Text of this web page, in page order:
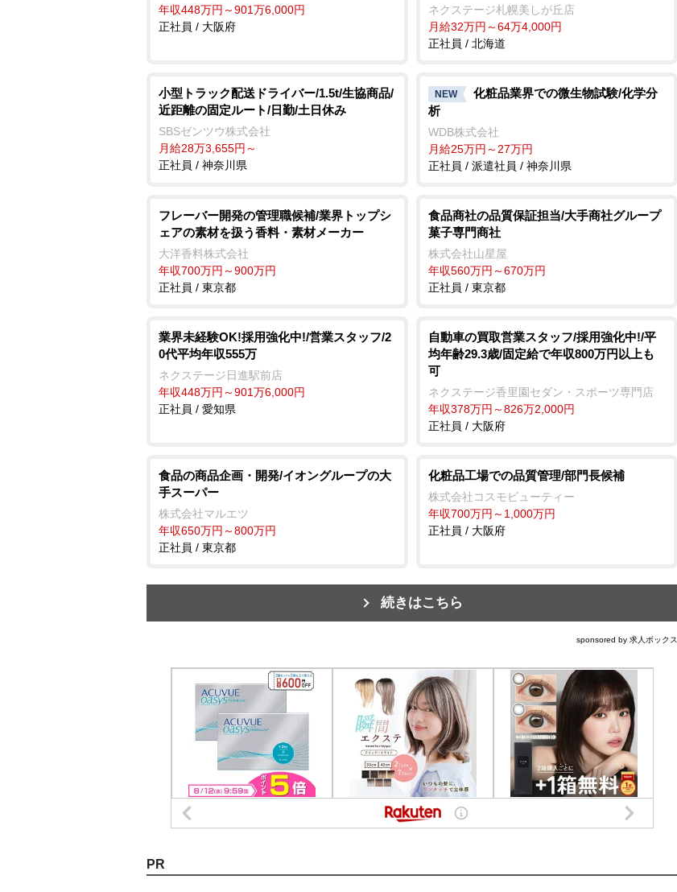
年収448万円～901万6,000円
正社員 / 大阪府
ネクステージ札幌美しが丘店
月給32万円～64万4,000円
正社員 / 北海道
小型トラック配送ドライバー/1.5t/生協商品/
近距離の固定ルート/日勤/土日休み
SBSゼンツウ株式会社
月給28万3,655円～
正社員 / 神奈川県
NEW
化粧品業界での微生物試験/化学分
析
WDB株式会社
月給25万円～27万円
正社員 / 派遣社員 / 神奈川県
フレーバー開発の管理職候補/業界トップシ
ェアの素材を扱う香料・素材メーカー
大洋香料株式会社
年収700万円～900万円
正社員 / 東京都
食品商社の品質保証担当/大手商社グループ
菓子専門商社
株式会社山星屋
年収560万円～670万円
正社員 / 東京都
業界未経験OK!採用強化中!/営業スタッフ/2
0代平均年収555万
ネクステージ日進駅前店
年収448万円～901万6,000円
正社員 / 愛知県
自動車の買取営業スタッフ/採用強化中!/平
均年齢29.3歳/固定給で年収800万円以上も
可
ネクステージ香里園セダン・スポーツ専門店
年収378万円～826万2,000円
正社員 / 大阪府
食品の商品企画・開発/イオングループの大
手スーパー
株式会社マルエツ
年収650万円～800万円
正社員 / 東京都
化粧品工場での品質管理/部門長候補
株式会社コスモビューティー
年収700万円～1,000万円
正社員 / 大阪府
続きはこちら
sponsored by 求人ボックス
PR